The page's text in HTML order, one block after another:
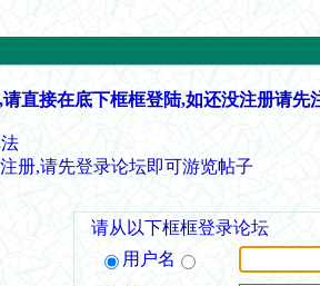
直接在底下框框登陆,如还没注册请先
册,请先登录论坛即可游览帖子
请从以下框框登录论坛
用户名